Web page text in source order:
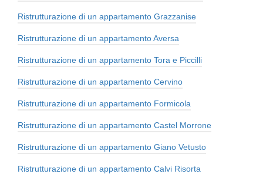
Ristrutturazione di un appartamento Grazzanise
Ristrutturazione di un appartamento Aversa
Ristrutturazione di un appartamento Tora e Piccilli
Ristrutturazione di un appartamento Cervino
Ristrutturazione di un appartamento Formicola
Ristrutturazione di un appartamento Castel Morrone
Ristrutturazione di un appartamento Giano Vetusto
Ristrutturazione di un appartamento Calvi Risorta